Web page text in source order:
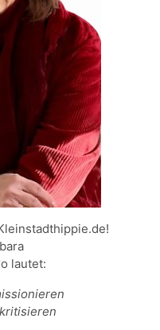
lautet: